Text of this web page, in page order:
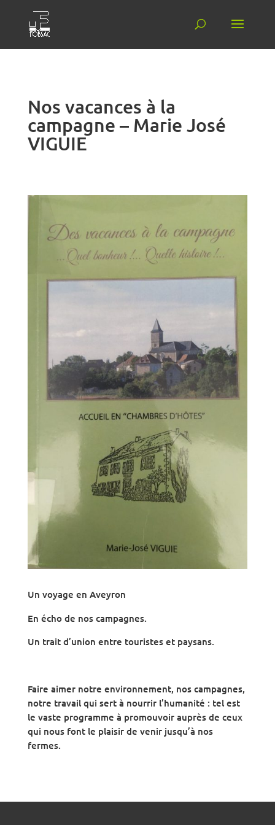
Nos vacances à la
campagne – Marie José
VIGUIE
Un voyage en Aveyron
En écho de nos campagnes.
Un trait d’union entre touristes et paysans.
Faire aimer notre environnement, nos campagnes,
notre travail qui sert à nourrir l’humanité : tel est
le vaste programme à promouvoir auprès de ceux
qui nous font le plaisir de venir jusqu’à nos
fermes.